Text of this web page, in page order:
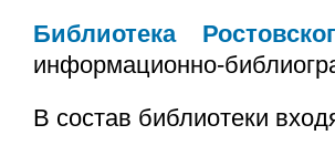
Библиотека
информационно-
В состав библиотеки